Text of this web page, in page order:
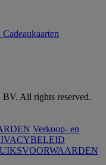
All rights reserved.
Verkoop- en